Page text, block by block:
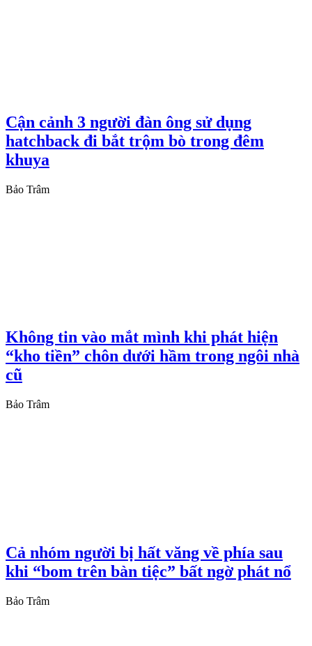
Cận cảnh 3 người đàn ông sử dụng
hatchback đi bắt trộm bò trong đêm
khuya
Bảo Trâm
Không tin vào mắt mình khi phát hiện
“kho tiền” chôn dưới hầm trong ngôi nhà
cũ
Bảo Trâm
Cả nhóm người bị hất văng về phía sau
khi “bom trên bàn tiệc” bất ngờ phát nổ
Bảo Trâm